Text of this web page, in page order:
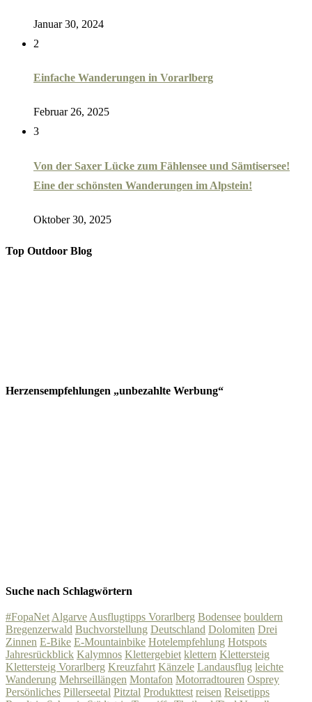
Januar 30, 2024
2
Einfache Wanderungen in Vorarlberg
Februar 26, 2025
3
Von der Saxer Lücke zum Fählensee und Sämtisersee!
Eine der schönsten Wanderungen im Alpstein!
Oktober 30, 2025
Top Outdoor Blog
Herzensempfehlungen „unbezahlte Werbung“
Suche nach Schlagwörtern
#FopaNetAlgarveAusflugtipps Vorarlberg Bodensee bouldern
Bregenzerwald Buchvorstellung Deutschland Dolomiten Drei
Zinnen E-Bike E-Mountainbike Hotelempfehlung Hotspots
Jahresrückblick Kalymnos Klettergebiet klettern Klettersteig
Klettersteig Vorarlberg Kreuzfahrt Känzele Landausflug leichte
Wanderung Mehrseillängen Montafon Motorradtouren Osprey
Persönliches Pillerseetal Pitztal Produkttest reisen Reisetipps